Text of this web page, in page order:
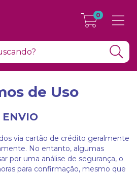
0
de Uso
ENVIO
via cartão de crédito geralmente
No entanto, algumas
por uma análise de segurança, o
para confirmação, mesmo que